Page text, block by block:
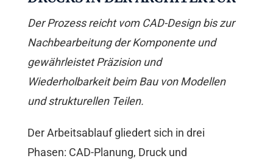
Der Prozess reicht vom CAD-Design bis zur
Nachbearbeitung der Komponente und
gewährleistet Präzision und
Wiederholbarkeit beim Bau von Modellen
und strukturellen Teilen.
Der Arbeitsablauf gliedert sich in drei
Phasen: CAD-Planung, Druck und